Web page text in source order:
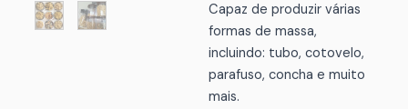
Capaz de produzir várias
formas de massa,
incluindo: tubo, cotovelo,
parafuso, concha e muito
mais.